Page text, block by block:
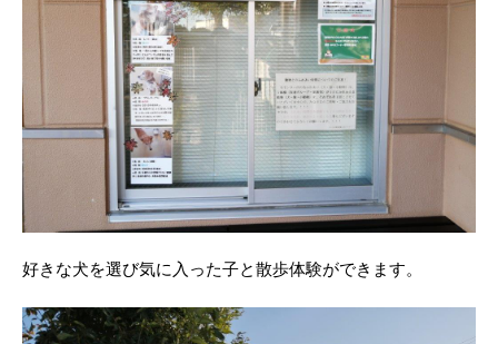
好きな犬を選び気に入った子と散歩体験ができます。